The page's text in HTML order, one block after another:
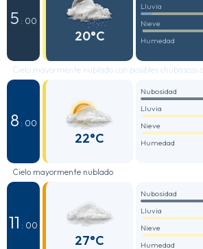
5 : 00
20°C
Lluvia
Nieve
Humedad
Cielo mayormente nublado con posibles chubascos
8 : 00
22°C
Nubosidad
Lluvia
Nieve
Humedad
Cielo mayormente nublado
11 : 00
27°C
Nubosidad
Lluvia
Nieve
Humedad